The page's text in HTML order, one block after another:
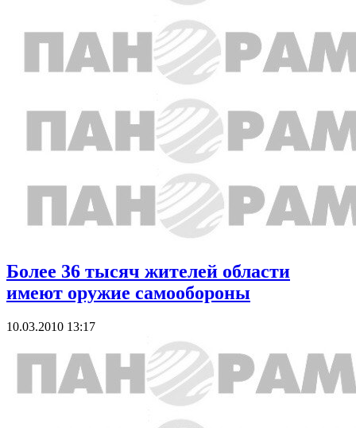
Более 36 тысяч жителей области
имеют оружие самообороны
10.03.2010 13:17